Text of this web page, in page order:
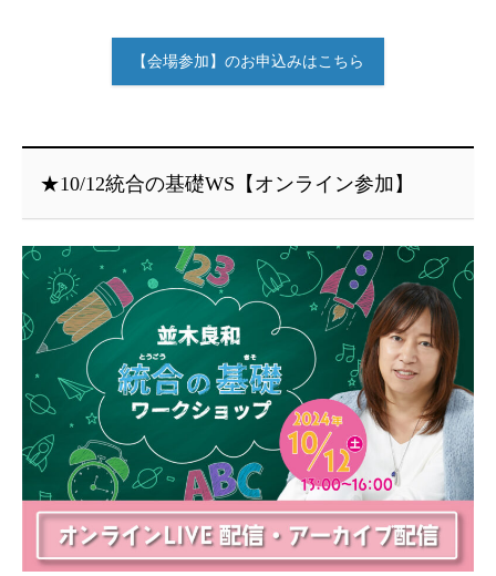
【会場参加】のお申込みはこちら
★10/12統合の基礎WS【オンライン参加】